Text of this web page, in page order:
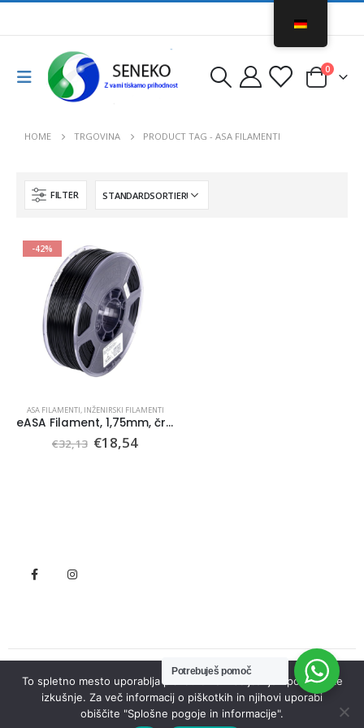
0
HOME TRGOVINA PRODUCT TAG - ASA FILAMENTI
FILTER
-42%
ASA FILAMENTI, INŽENIRSKI FILAMENTI
eASA Filament, 1,75mm, črna
€32,13 Ursprünglicher
Preis
€18,54Aktueller
© Seneko. 2022. All Rights Reserved
Potrebuješ pomoč
To spletno mesto uporablja piškotke za izboljšanje uporabniške
izkušnje. Za več informacij o piškotkih in njihovi uporabi
obiščite "Splošne pogoje in informacije".